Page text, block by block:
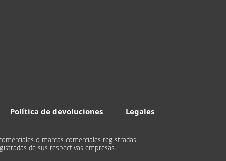
Política de devoluciones Legales
o marcas comerciales registradas
de sus respectivas empresas.